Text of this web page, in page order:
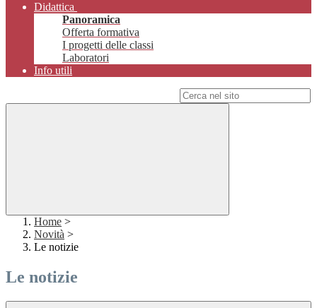
Didattica
Panoramica
Offerta formativa
I progetti delle classi
Laboratori
Info utili
Home >
Novità >
Le notizie
Le notizie